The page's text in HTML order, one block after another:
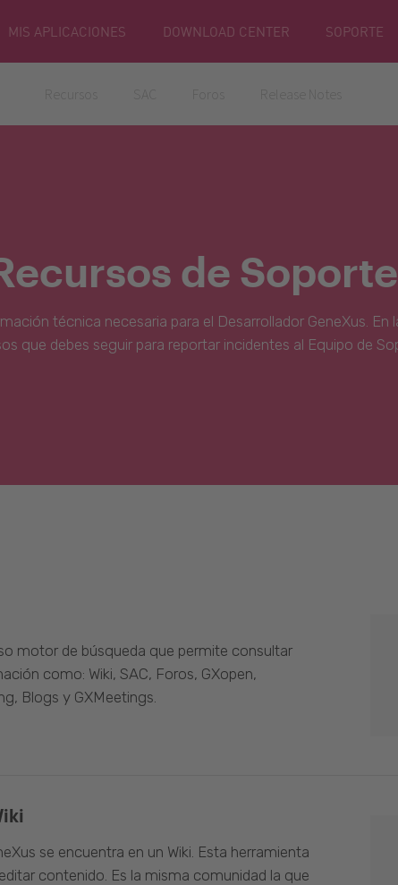
MIS APLICACIONES DOWNLOAD CENTER SOPORTE
de Soporte
técnica necesaria para el Desarrollador GeneXus. En
que debes seguir para reportar incidentes al Equipo de
se encuentra en un Wiki. Esta herramienta
contenido. Es la misma comunidad la que
motor de búsqueda que permite consultar
como: Wiki, SAC, Foros, GXopen,
Blogs y GXMeetings.